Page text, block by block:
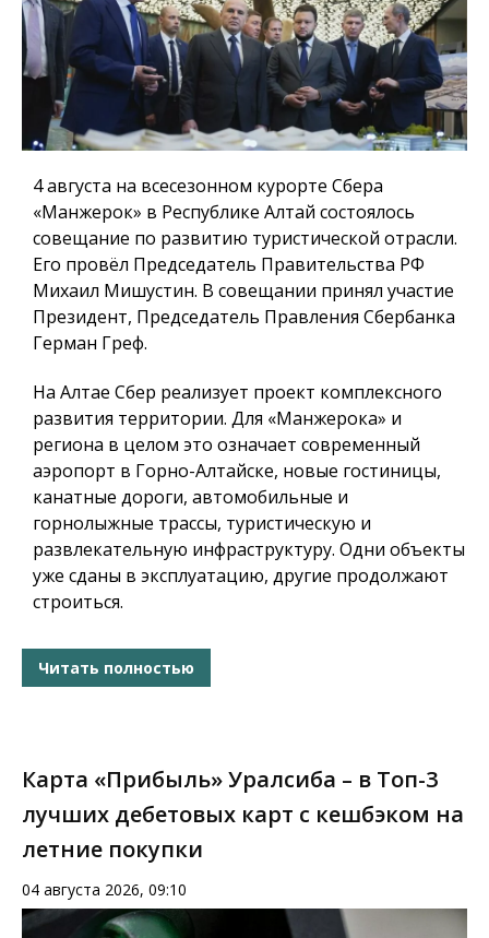
4 августа на всесезонном курорте Сбера
«Манжерок» в Республике Алтай состоялось
совещание по развитию туристической отрасли.
Его провёл Председатель Правительства РФ
Михаил Мишустин. В совещании принял участие
Президент, Председатель Правления Сбербанка
Герман Греф.
На Алтае Сбер реализует проект комплексного
развития территории. Для «Манжерока» и
региона в целом это означает современный
аэропорт в Горно-Алтайске, новые гостиницы,
канатные дороги, автомобильные и
горнолыжные трассы, туристическую и
развлекательную инфраструктуру. Одни объекты
уже сданы в эксплуатацию, другие продолжают
строиться.
Читать полностью
Карта «Прибыль» Уралсиба – в Топ-3
лучших дебетовых карт с кешбэком на
летние покупки
04 августа 2026, 09:10